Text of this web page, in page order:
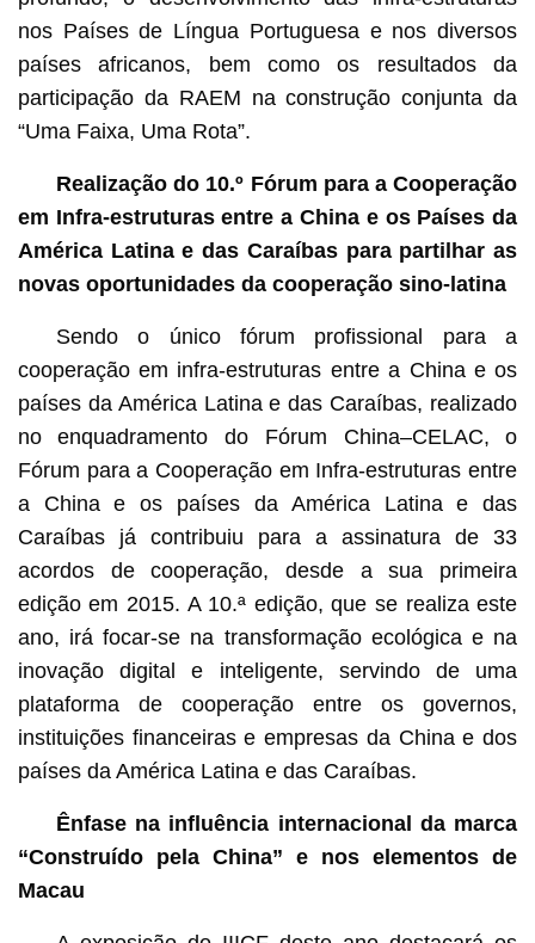
nos Países de Língua Portuguesa e nos diversos
países africanos, bem como os resultados da
participação da RAEM na construção conjunta da
“Uma Faixa, Uma Rota”.
Realização do 10.º Fórum para a Cooperação
em Infra-estruturas entre a China e os Países da
América Latina e das Caraíbas para partilhar as
novas oportunidades da cooperação sino-latina
Sendo o único fórum profissional para a
cooperação em infra-estruturas entre a China e os
países da América Latina e das Caraíbas, realizado
no enquadramento do Fórum China–CELAC, o
Fórum para a Cooperação em Infra-estruturas entre
a China e os países da América Latina e das
Caraíbas já contribuiu para a assinatura de 33
acordos de cooperação, desde a sua primeira
edição em 2015. A 10.ª edição, que se realiza este
ano, irá focar-se na transformação ecológica e na
inovação digital e inteligente, servindo de uma
plataforma de cooperação entre os governos,
instituições financeiras e empresas da China e dos
países da América Latina e das Caraíbas.
Ênfase na influência internacional da marca
“Construído pela China” e nos elementos de
Macau